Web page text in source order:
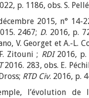
p. 1186, obs. S.
2015, n° 14-
2467; D. 2016, p.
V. Georget et A.-L.
Zitouni ; RDI 2016, p.
2016. 283, obs. E.
RTD Civ. 2016, p.
l’évolution